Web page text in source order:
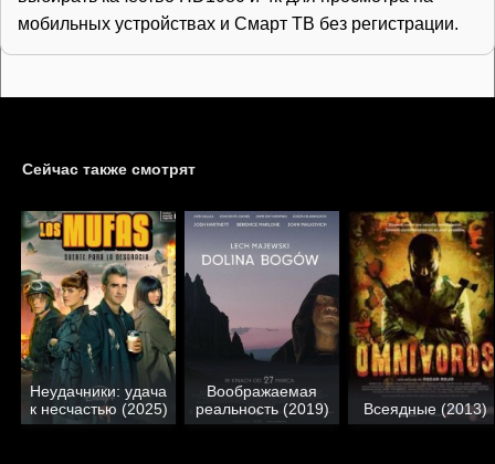
мобильных устройствах и Смарт ТВ без регистрации.
Сейчас также смотрят
Неудачники: удача
к несчастью (2025)
Воображаемая
реальность (2019)
Всеядные (2013)